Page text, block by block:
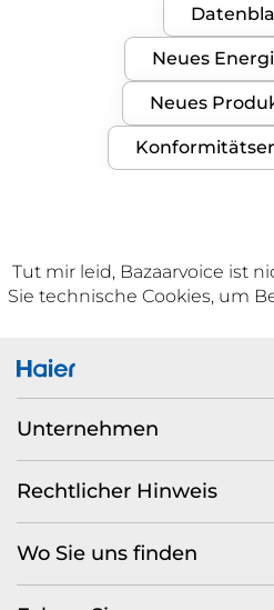
Neues
Neues
Tut mir leid, Bazaarvoice ist
Sie technische Cookies, um
Unternehmen
Rechtlicher Hinweis
Wo Sie uns finden